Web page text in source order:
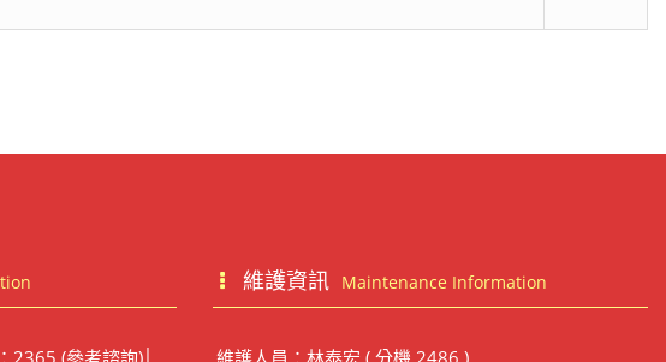
維護資訊 Maintenance Information